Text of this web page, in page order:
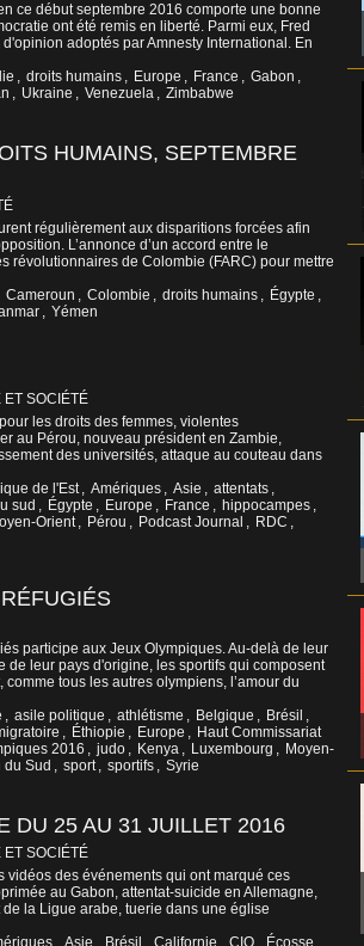
ce début septembre 2016 comporte une bonne
ont été remis en liberté. Parmi eux, Fred
adoptés par Amnesty International. En
, droits humains , Europe , France , Gabon ,
, Ukraine , Venezuela , Zimbabwe
HUMAINS, SEPTEMBRE
régulièrement aux disparitions forcées afin
L’annonce d’un accord entre le
révolutionnaires de Colombie (FARC) pour mettre
Cameroun , Colombie , droits humains , Égypte ,
, Yémen
ET SOCIÉTÉ
les droits des femmes, violentes
au Pérou, nouveau président en Zambie,
des universités, attaque au couteau dans
de l'Est , Amériques , Asie , attentats ,
sud , Égypte , Europe , France , hippocampes ,
Orient , Pérou , Podcast Journal , RDC ,
participe aux Jeux Olympiques. Au-delà de leur
leur pays d'origine, les sportifs qui composent
tous les autres olympiens, l’amour du
, asile politique , athlétisme , Belgique , Brésil ,
, Éthiopie , Europe , Haut Commissariat
2016 , judo , Kenya , Luxembourg , Moyen-
du Sud , sport , sportifs , Syrie
DU 25 AU 31 JUILLET 2016
ET SOCIÉTÉ
vidéos des événements qui ont marqué ces
au Gabon, attentat-suicide en Allemagne,
la Ligue arabe, tuerie dans une église
Asie Brésil Californie CIO Écosse